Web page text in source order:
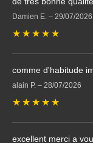
Damien E. – 29/07/2026
★ ★ ★ ★ ★
comme d'habitude
alain P. – 28/07/2026
★ ★ ★ ★ ★
excellent merci a